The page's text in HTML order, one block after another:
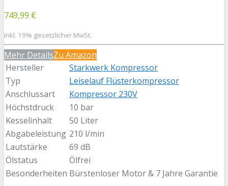
749,99 €
inkl. 19% gesetzlicher MwSt.
Mehr DetailsZu Amazon
Hersteller
Starkwerk Kompressor
Typ
Leiselauf Flüsterkompressor
Anschlussart
Kompressor 230V
Höchstdruck
10 bar
Kesselinhalt
50 Liter
Abgabeleistung 210 l/min
Lautstärke
69 dB
Ölstatus
Ölfrei
Besonderheiten Bürstenloser Motor & 7 Jahre Garantie